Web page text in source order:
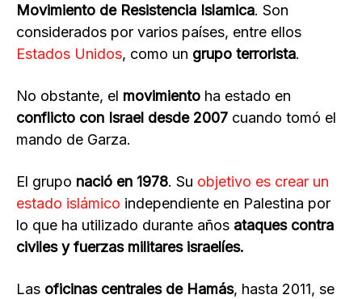
Movimiento de Resistencia Islamica. Son
considerados por varios países, entre ellos
Estados Unidos, como un grupo terrorista.
No obstante, el movimiento ha estado en
conflicto con Israel desde 2007 cuando tomó el
mando de Garza.
El grupo nació en 1978. Su objetivo es crear un
estado islámico independiente en Palestina por
lo que ha utilizado durante años ataques contra
civiles y fuerzas militares israelíes.
Las oficinas centrales de Hamás, hasta 2011, se